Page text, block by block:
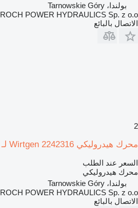
بولندا، Tarnowskie Góry
ROCH POWER HYDRAULICS Sp. z o.o.
الاتصال بالبائع
2
محرك هيدروليكي Wirtgen 2242316 لـ حفارة
السعر عند الطلب
محرك هيدروليكي
بولندا، Tarnowskie Góry
ROCH POWER HYDRAULICS Sp. z o.o.
الاتصال بالبائع